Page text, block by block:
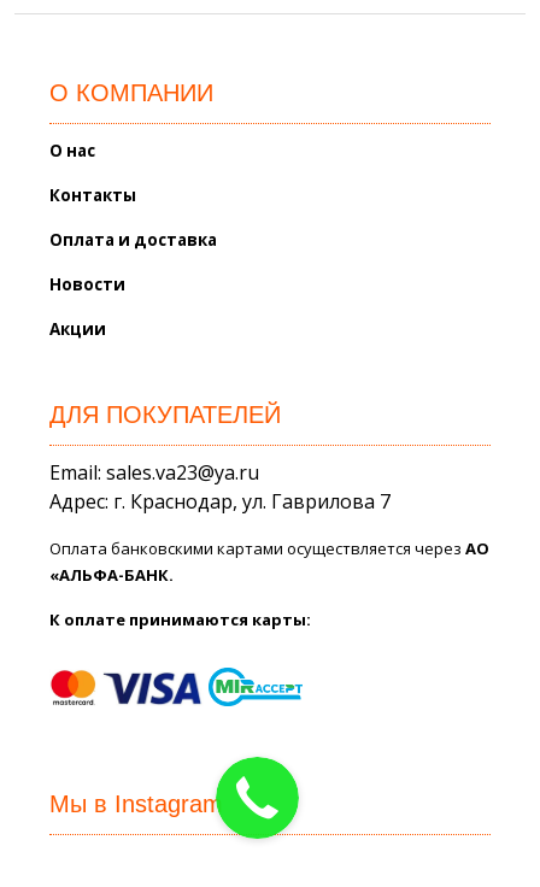
О КОМПАНИИ
О нас
Контакты
Оплата и доставка
Новости
Акции
ДЛЯ ПОКУПАТЕЛЕЙ
Email: sales.va23@ya.ru
Адрес: г. Краснодар, ул. Гаврилова 7
Оплата банковскими картами осуществляется черезАО
«АЛЬФА-БАНК.
К оплате принимаются карты:
Мы в Instagram